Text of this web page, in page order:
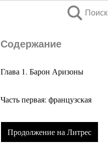
Поиск
Содержание
Глава 1. Барон Аризоны
Часть первая: французская
Продолжение на Литрес